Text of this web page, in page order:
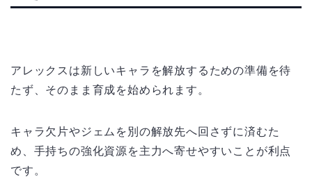
アレックスは新しいキャラを解放するための準備を待
たず、そのまま育成を始められます。
キャラ欠片やジェムを別の解放先へ回さずに済むた
め、手持ちの強化資源を主力へ寄せやすいことが利点
です。